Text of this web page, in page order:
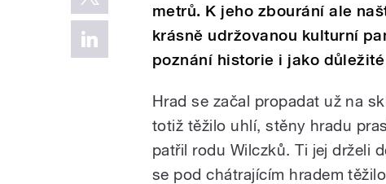
metrů. K jeho zbourání ale
krásně udržovanou kulturní
poznání historie i jako
Hrad se začal propadat už na
totiž těžilo uhlí, stěny hradu
patřil rodu Wilczků. Ti jej drželi
se pod chátrajícím hradem